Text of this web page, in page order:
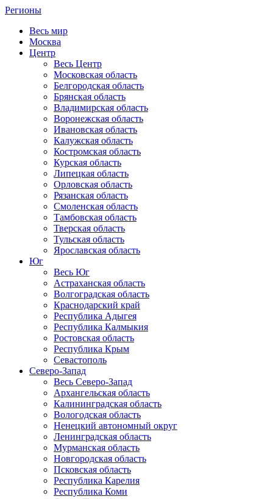
Регионы
Весь мир
Москва
Центр
Весь Центр
Московская область
Белгородская область
Брянская область
Владимирская область
Воронежская область
Ивановская область
Калужская область
Костромская область
Курская область
Липецкая область
Орловская область
Рязанская область
Смоленская область
Тамбовская область
Тверская область
Тульская область
Ярославская область
Юг
Весь Юг
Астраханская область
Волгоградская область
Краснодарский край
Республика Адыгея
Республика Калмыкия
Ростовская область
Республика Крым
Севастополь
Северо-Запад
Весь Северо-Запад
Архангельская область
Калининградская область
Вологодская область
Ненецкий автономный округ
Ленинградская область
Мурманская область
Новгородская область
Псковская область
Республика Карелия
Республика Коми